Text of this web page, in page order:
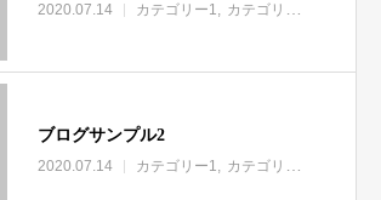
2020.07.14 カテゴリー1 カテゴリー2
ブログサンプル2
2020.07.14 カテゴリー1 カテゴリー2